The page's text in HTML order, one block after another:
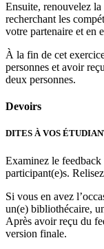
Ensuite, renouvelez la
recherchant les
votre partenaire et en
À la fin de cet
personnes et avoir
deux personnes.
Devoirs
DITES À VOS
Examinez le feedback
participant(e)s.
Si vous en avez
un(e) bibliothécaire,
Après avoir reçu du
version finale.